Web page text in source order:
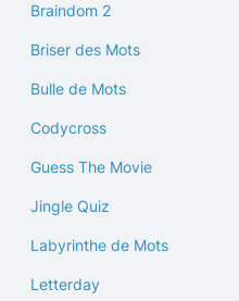
Braindom 2
Briser des Mots
Bulle de Mots
Codycross
Guess The Movie
Jingle Quiz
Labyrinthe de Mots
Letterday